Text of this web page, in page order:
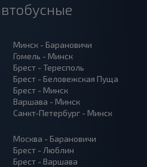
Минск - Барановичи
Гомель - Минск
Брест - Тересполь
Брест - Беловежская Пуща
Брест - Минск
Варшава - Минск
Санкт-Петербург - Минск
Москва - Барановичи
Брест - Люблин
Брест - Варшава